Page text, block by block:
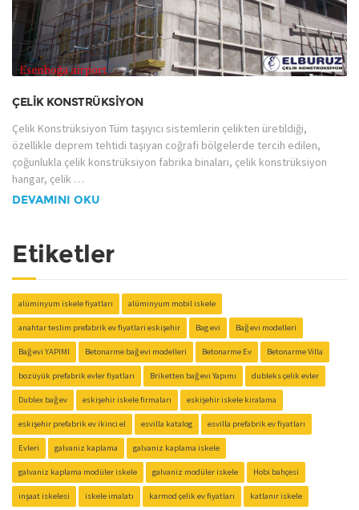
ÇELIK KONSTRÜKSIYON
Çelik Konstrüksiyon Tüm taşıyıcı sistemlerin çelikten üretildiği,
özellikle deprem tehtidi taşıyan coğrafi bölgelerde tercih edilen,
çoğunlukla çelik konstrüksiyon fabrika binaları, çelik konstrüksiyon
hangar, çelik …
DEVAMINI OKU
Etiketler
alüminyum iskele fiyatları alüminyum mobil iskele
anahtar teslim prefabrik ev fiyatlari eskişehir Bag evi Bağ evi modelleri
Bağ evi YAPIMI Betonarme bağ evi modelleri Betonarme Ev Betonarme Villa
bozüyük prefabrik evler fiyatları Briketten bağ evi Yapımı dubleks çelik evler
Dublex bağ ev eskişehir iskele firmaları eskişehir iskele kiralama
eskişehir prefabrik ev ikinci el esvilla katalog esvilla prefabrik ev fiyatları
Evleri galvaniz kaplama galvaniz kaplama iskele
galvaniz kaplama modüler iskele galvaniz modüler iskele Hobi bahçesi
inşaat iskelesi iskele imalatı karmod çelik ev fiyatları katlanır iskele